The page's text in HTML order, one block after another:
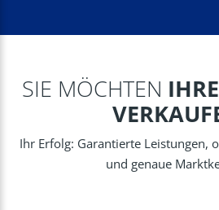
SIE MÖCHTEN
Ihr Erfolg: Garantierte Leistungen,
und genaue